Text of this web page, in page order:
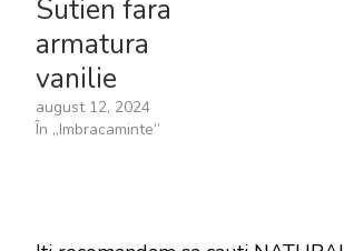
Sutien fara
armatura
vanilie
august 12, 2024
În „Imbracaminte”